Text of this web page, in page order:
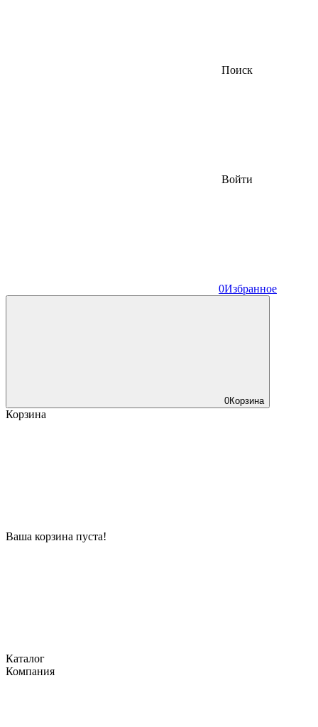
Поиск
Войти
0Избранное
0Корзина
Корзина
Ваша корзина пуста!
Каталог
Компания